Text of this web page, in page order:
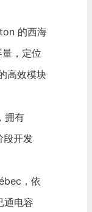
的西海
，定位
高效模块
拥有
段开发
，依
通电容